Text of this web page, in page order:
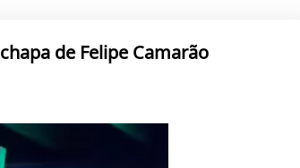
de Felipe Camarão